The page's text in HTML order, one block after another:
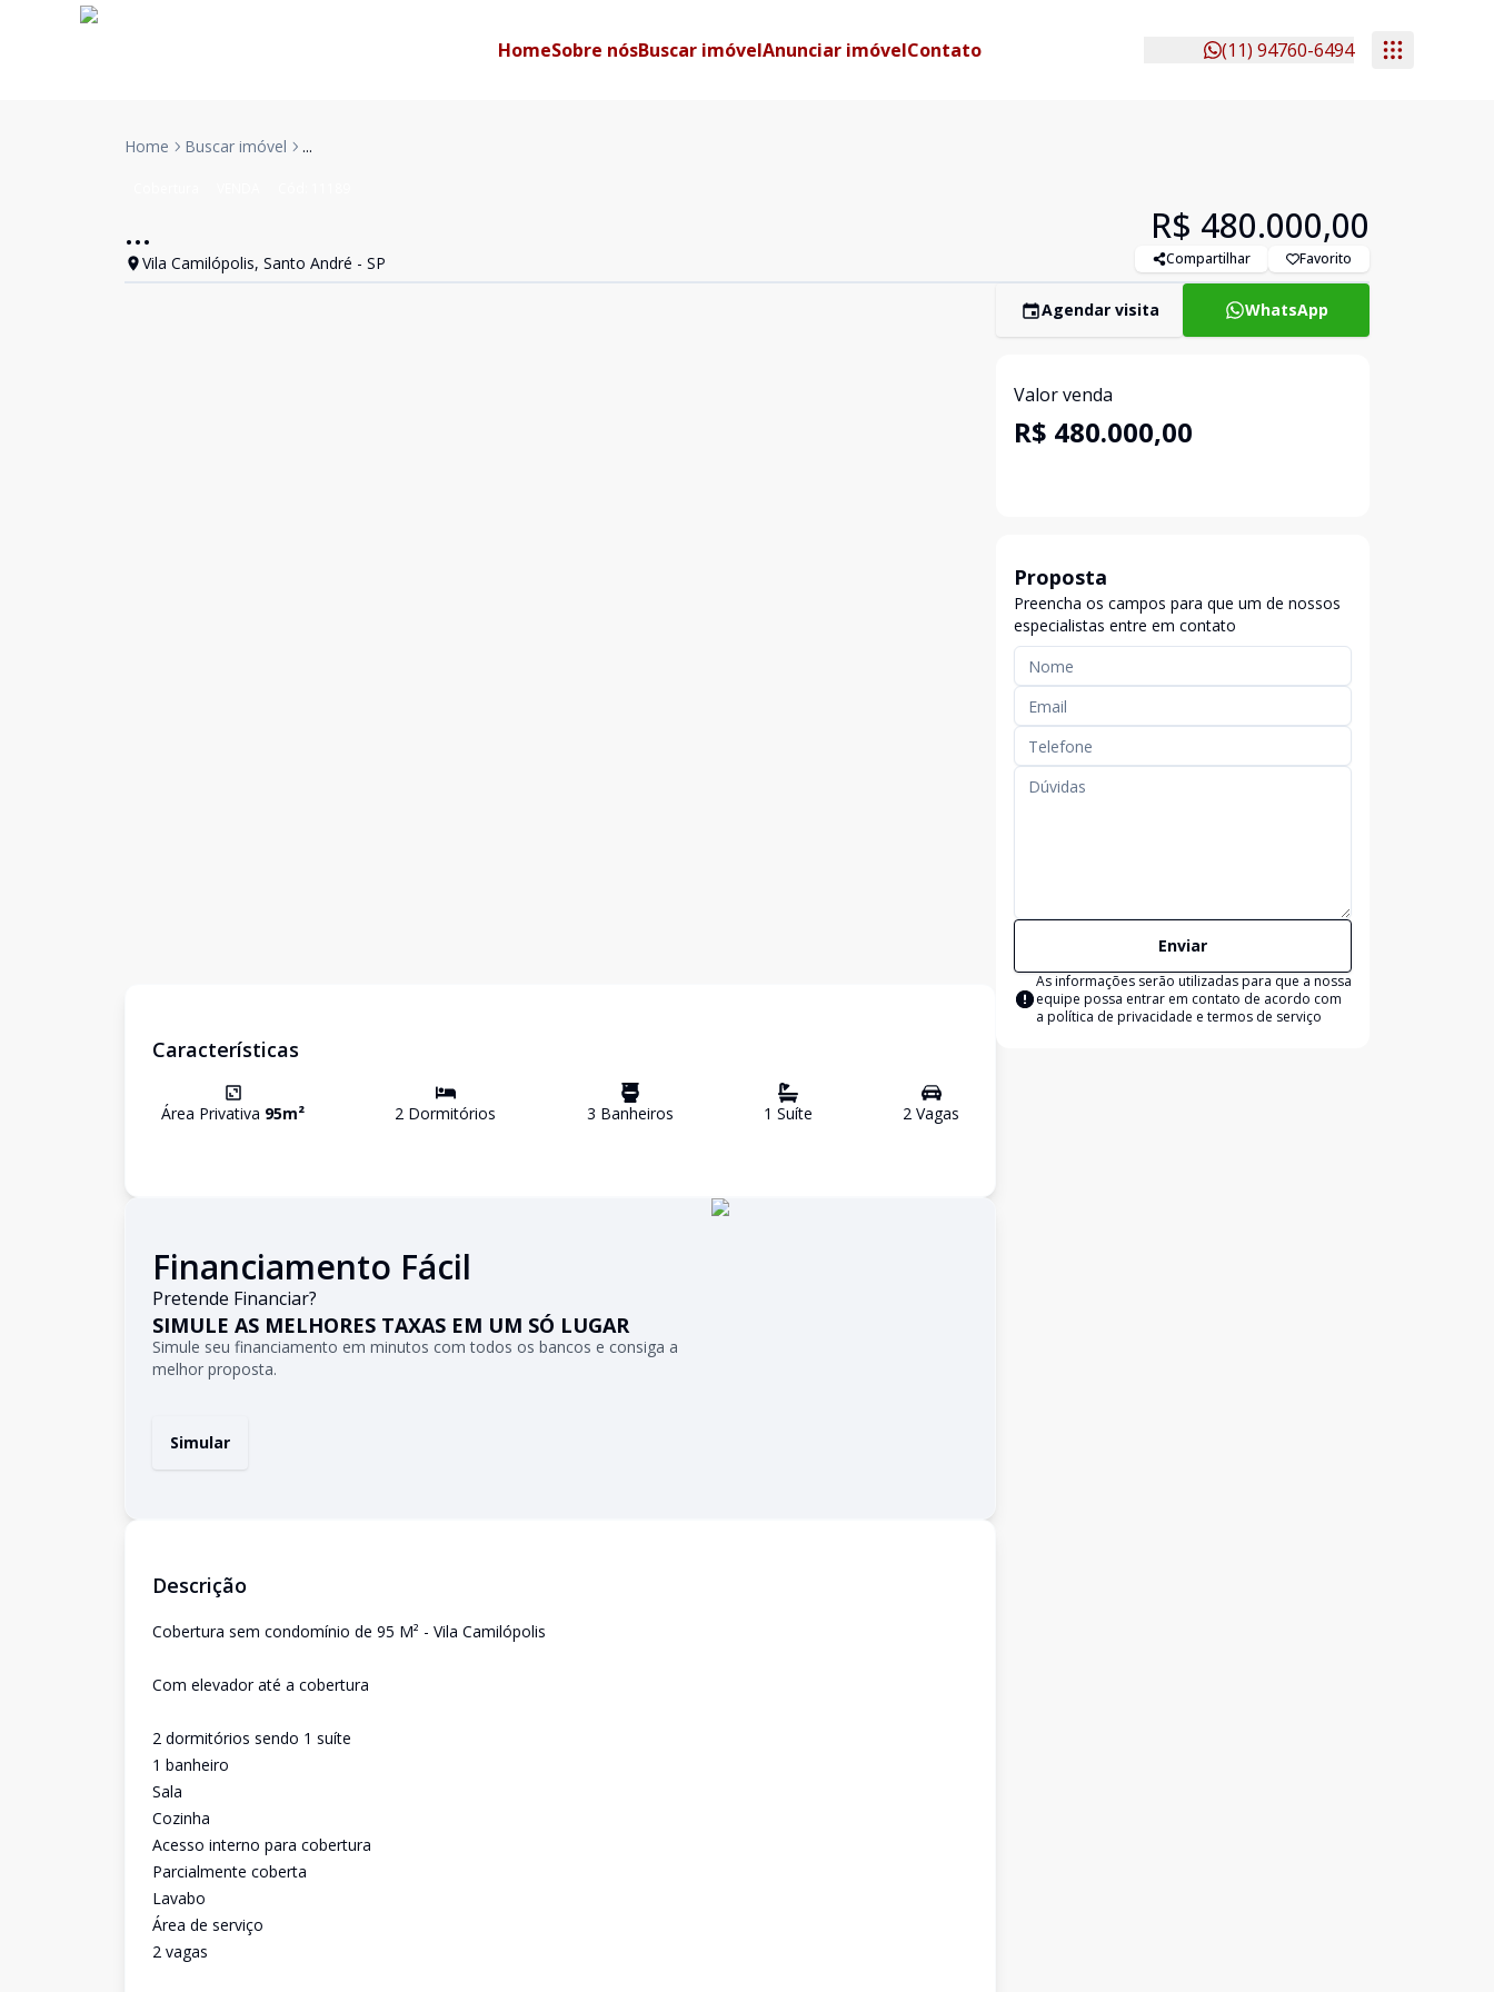
HomeSobre nósBuscar imóvelAnunciar imóvelContato (11) 94760-6494
Home Buscar imóvel ...
...
Vila Camilópolis, Santo André - SP
R$ 480.000,00
Compartilhar Favorito
Características
Área Privativa 95m² 2 Dormitórios 3 Banheiros 1 Suíte 2 Vagas
Financiamento Fácil
Pretende Financiar?
SIMULE AS MELHORES TAXAS EM UM SÓ LUGAR
Simule seu financiamento em minutos com todos os bancos e consiga a
melhor proposta.
Simular
Descrição
Cobertura sem condomínio de 95 M² - Vila Camilópolis
Com elevador até a cobertura
2 dormitórios sendo 1 suíte
1 banheiro
Sala
Cozinha
Acesso interno para cobertura
Parcialmente coberta
Lavabo
Área de serviço
2 vagas
Agendar visita WhatsApp
Valor venda
R$ 480.000,00
Proposta
Preencha os campos para que um de nossos
especialistas entre em contato
Enviar
As informações serão utilizadas para que a nossa
equipe possa entrar em contato de acordo com
a política de privacidade e termos de serviço